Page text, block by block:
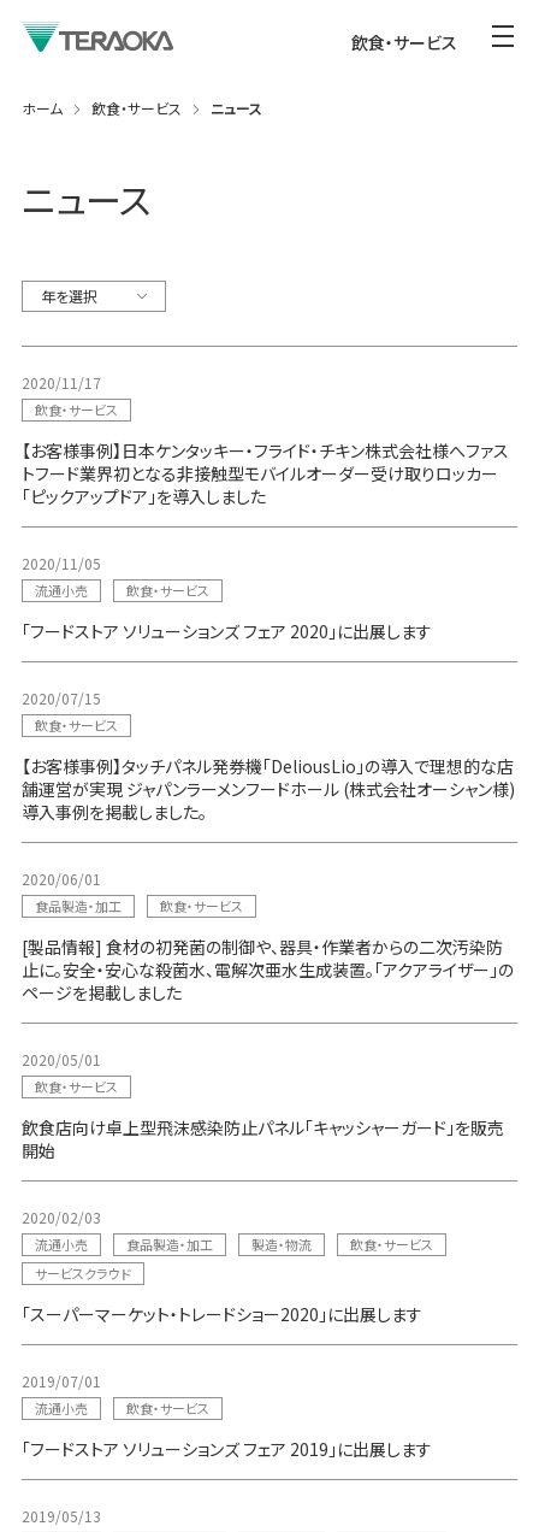
飲食・サービス
ホーム 飲食・サービス ニュース
ニュース
年を選択
2020/11/17
飲食・サービス
【お客様事例】日本ケンタッキー・フライド・チキン株式会社様へファス
トフード業界初となる非接触型モバイルオーダー受け取りロッカー
「ピックアップドア」を導入しました
2020/11/05
流通小売 飲食・サービス
「フードストア ソリューションズ フェア 2020」に出展します
2020/07/15
飲食・サービス
【お客様事例】タッチパネル発券機「DeliousLio」の導入で理想的な店
舗運営が実現 ジャパンラーメンフードホール (株式会社オーシャン様)
導入事例を掲載しました。
2020/06/01
食品製造・加工 飲食・サービス
[製品情報] 食材の初発菌の制御や、器具・作業者からの二次汚染防
止に。安全・安心な殺菌水、電解次亜水生成装置。「アクアライザー」の
ページを掲載しました
2020/05/01
飲食・サービス
飲食店向け卓上型飛沫感染防止パネル「キャッシャーガード」を販売
開始
2020/02/03
流通小売 食品製造・加工 製造・物流
飲食・サービス
サービスクラウド
「スーパーマーケット・トレードショー2020」に出展します
2019/07/01
流通小売 飲食・サービス
「フードストア ソリューションズ フェア 2019」に出展します
2019/05/13